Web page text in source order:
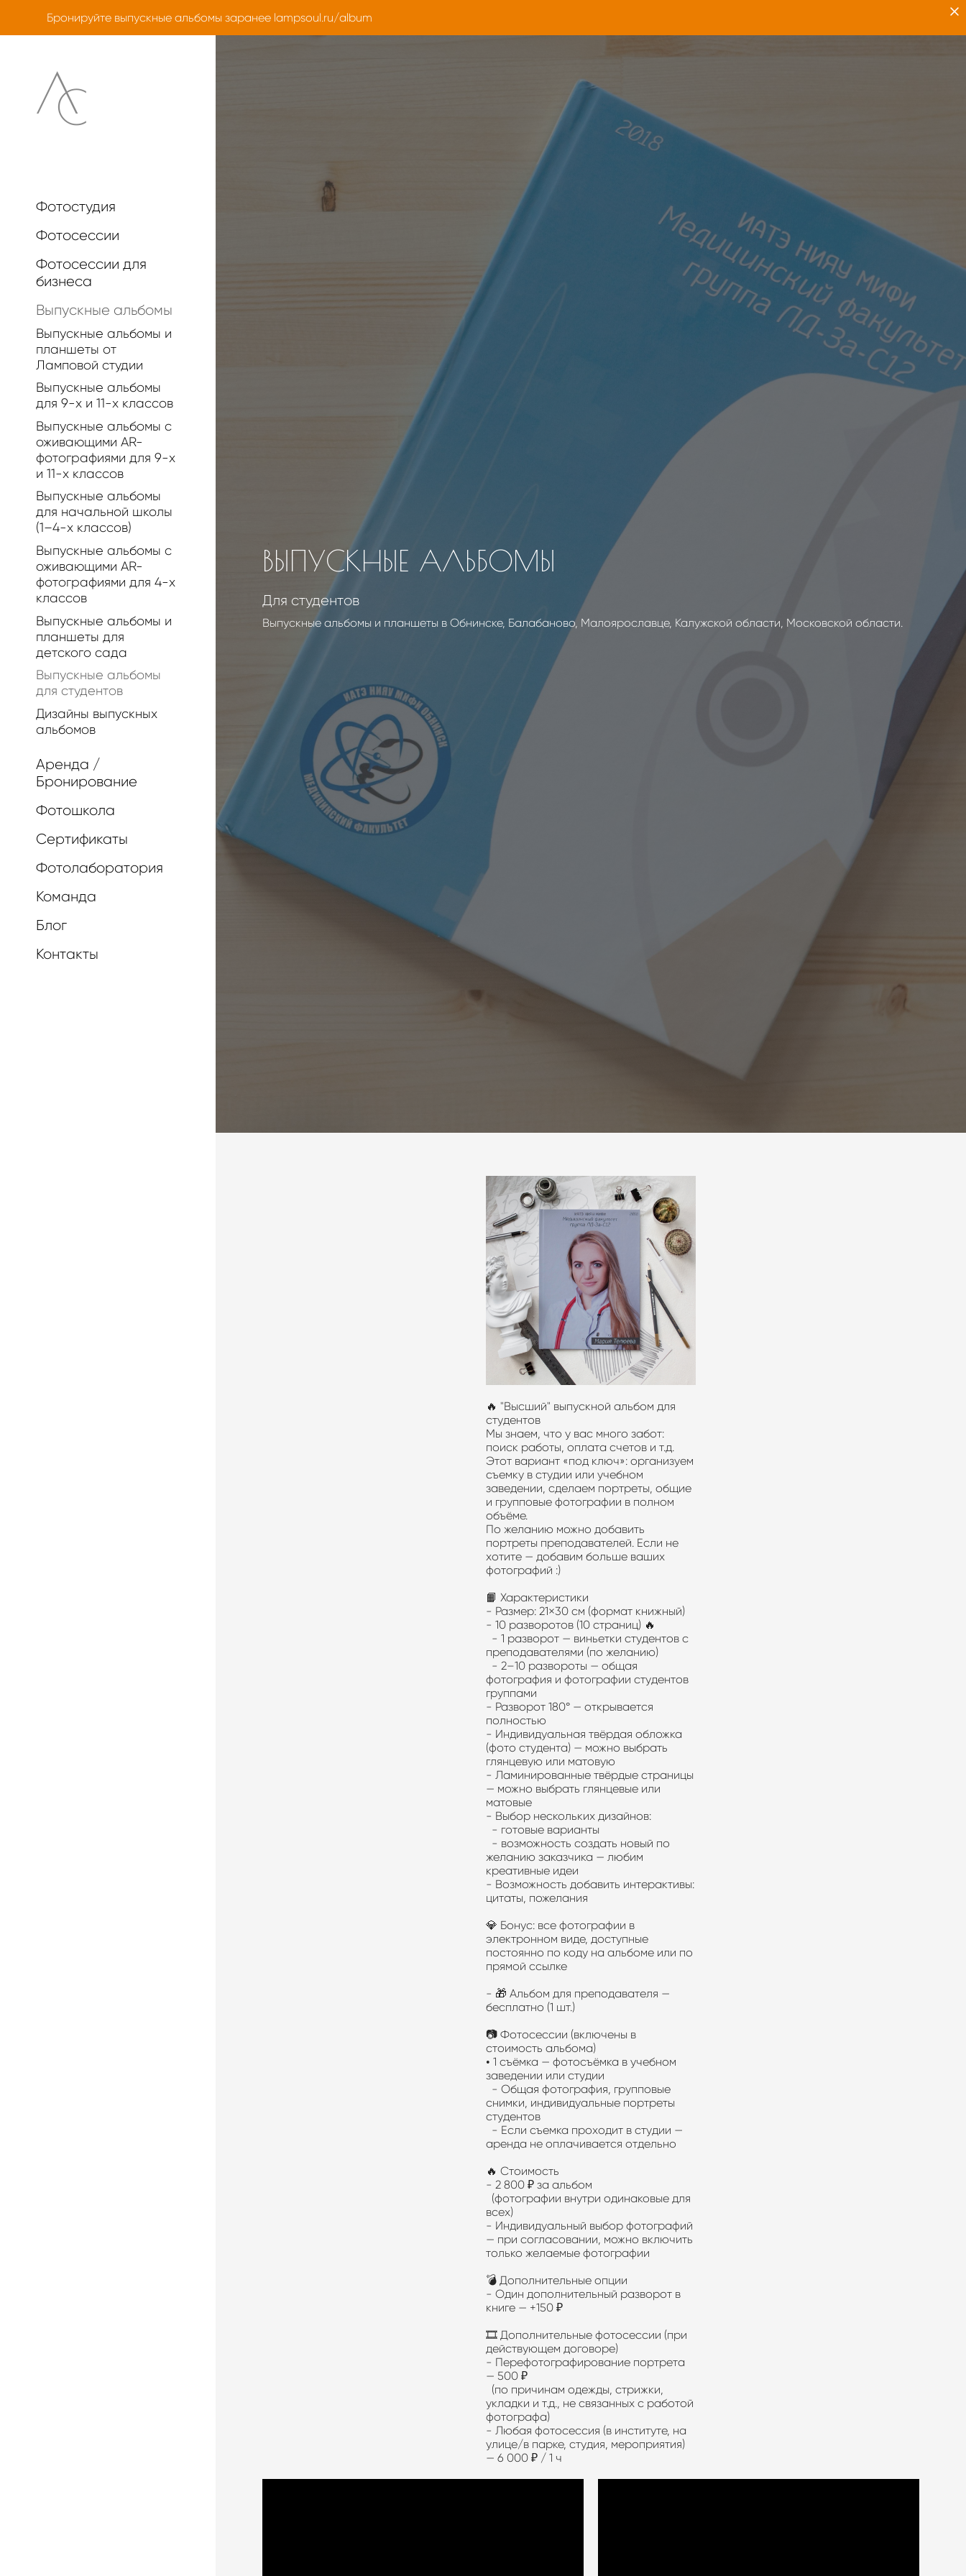
Бронируйте выпускные альбомы заранее lampsoul.ru/album
Фотостудия
Фотосессии
Фотосессии для
бизнеса
Выпускные альбомы
Выпускные альбомы и
планшеты от
Ламповой студии
Выпускные альбомы
для 9-х и 11-х классов
Выпускные альбомы с
оживающими AR-
фотографиями для 9-х
и 11-х классов
Выпускные альбомы
для начальной школы
(1–4-х классов)
Выпускные альбомы с
оживающими AR-
фотографиями для 4-х
классов
Выпускные альбомы и
планшеты для
детского сада
Выпускные альбомы
для студентов
Дизайны выпускных
альбомов
Аренда /
Бронирование
Фотошкола
Сертификаты
Фотолаборатория
Команда
Блог
Контакты
ВЫПУСКНЫЕ АЛЬБОМЫ
Для студентов
Выпускные альбомы и планшеты в Обнинске, Балабаново, Малоярославце, Калужской области, Московской области.
🔥 "Высший" выпускной альбом для
студентов
Мы знаем, что у вас много забот:
поиск работы, оплата счетов и т.д.
Этот вариант «под ключ»: организуем
съемку в студии или учебном
заведении, сделаем портреты, общие
и групповые фотографии в полном
объёме.
По желанию можно добавить
портреты преподавателей. Если не
хотите — добавим больше ваших
фотографий :)
📙 Характеристики
- Размер: 21×30 см (формат книжный)
- 10 разворотов (10 страниц) 🔥
- 1 разворот — виньетки студентов с
преподавателями (по желанию)
- 2–10 развороты — общая
фотография и фотографии студентов
группами
- Разворот 180° — открывается
полностью
- Индивидуальная твёрдая обложка
(фото студента) — можно выбрать
глянцевую или матовую
- Ламинированные твёрдые страницы
— можно выбрать глянцевые или
матовые
- Выбор нескольких дизайнов:
- готовые варианты
- возможность создать новый по
желанию заказчика — любим
креативные идеи
- Возможность добавить интерактивы:
цитаты, пожелания
💎 Бонус: все фотографии в
электронном виде, доступные
постоянно по коду на альбоме или по
прямой ссылке
- 🎁 Альбом для преподавателя —
бесплатно (1 шт.)
📷 Фотосессии (включены в
стоимость альбома)
• 1 съёмка — фотосъёмка в учебном
заведении или студии
- Общая фотография, групповые
снимки, индивидуальные портреты
студентов
- Если съемка проходит в студии —
аренда не оплачивается отдельно
🔥 Стоимость
- 2 800 ₽ за альбом
(фотографии внутри одинаковые для
всех)
- Индивидуальный выбор фотографий
— при согласовании, можно включить
только желаемые фотографии
💣 Дополнительные опции
- Один дополнительный разворот в
книге — +150 ₽
🎞 Дополнительные фотосессии (при
действующем договоре)
- Перефотографирование портрета
— 500 ₽
(по причинам одежды, стрижки,
укладки и т.д., не связанных с работой
фотографа)
- Любая фотосессия (в институте, на
улице/в парке, студия, мероприятия)
— 6 000 ₽ / 1 ч